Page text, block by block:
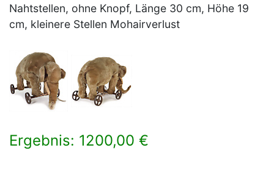
Nahtstellen, ohne Knopf, Länge 30 cm, Höhe 19
cm, kleinere Stellen Mohairverlust
Ergebnis: 1200,00 €